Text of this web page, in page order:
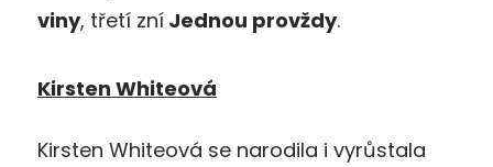
viny, třetí zní Jednou provždy.
Kirsten Whiteová
Kirsten Whiteová se narodila i vyrůstala